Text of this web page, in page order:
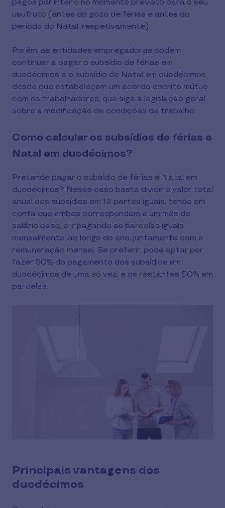
pagos por inteiro no momento previsto para o seu
usufruto (antes do gozo de férias e antes do
período do Natal, respetivamente).
Porém, as entidades empregadoras podem
continuar a pagar o subsídio de férias em
duodécimos e o subsídio de Natal em duodécimos
desde que estabeleçam um acordo escrito mútuo
com os trabalhadores, que siga a legislação geral
sobre a modificação de condições de trabalho.
Como calcular os subsídios de férias e
Natal em duodécimos?
Pretende pagar o subsídio de férias e Natal em
duodécimos? Nesse caso basta dividir o valor total
anual dos subsídios em 12 partes iguais, tendo em
conta que ambos correspondem a um mês de
salário base, e ir pagando as parcelas iguais
mensalmente, ao longo do ano, juntamente com a
remuneração mensal. Se preferir, pode optar por
fazer 50% do pagamento dos subsídios em
duodécimos de uma só vez, e os restantes 50% em
parcelas.
Principais vantagens dos
duodécimos